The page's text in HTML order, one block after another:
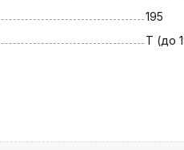
195
T (до